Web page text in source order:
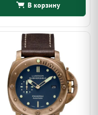
В корзину